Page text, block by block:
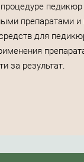
педикюр
препаратами и
для
за результат.